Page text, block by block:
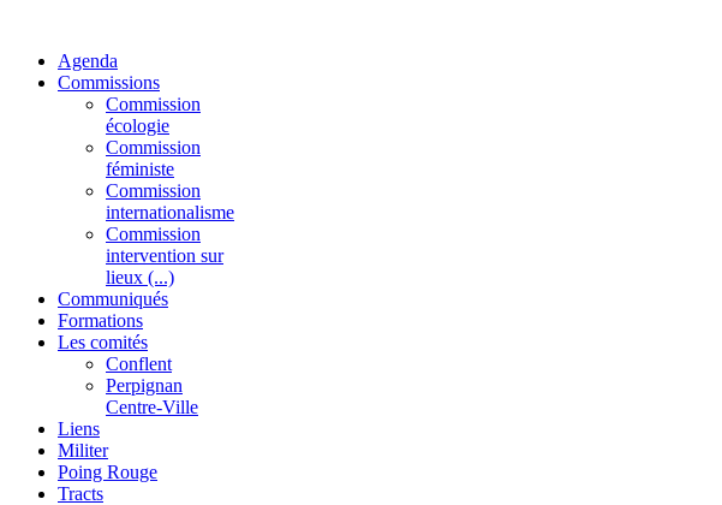
Agenda
Commissions
Commission
écologie
Commission
féministe
Commission
internationalisme
Commission
intervention sur
lieux (...)
Communiqués
Formations
Les comités
Conflent
Perpignan
Centre-Ville
Liens
Militer
Poing Rouge
Tracts